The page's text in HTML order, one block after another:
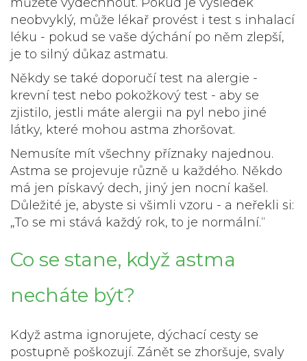
neobvyklý, může lékař provést i test s inhalací
léku - pokud se vaše dýchání po něm zlepší,
je to silný důkaz astmatu.
Někdy se také doporučí test na alergie -
krevní test nebo pokožkový test - aby se
zjistilo, jestli máte alergii na pyl nebo jiné
látky, které mohou astma zhoršovat.
Nemusíte mít všechny příznaky najednou.
Astma se projevuje různě u každého. Někdo
má jen pískavý dech, jiný jen nocní kašel.
Důležité je, abyste si všimli vzoru - a neřekli si:
„To se mi stává každý rok, to je normální.“
Co se stane, když astma
necháte být?
Když astma ignorujete, dýchací cesty se
postupně poškozují. Zánět se zhoršuje, svaly